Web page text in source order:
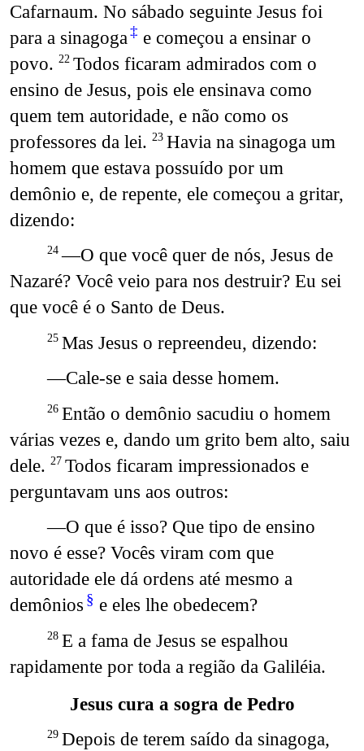
Cafarnaum. No sábado seguinte Jesus foi
para a sinagoga‡ e começou a ensinar o
povo. 22 Todos ficaram admirados com o
ensino de Jesus, pois ele ensinava como
quem tem autoridade, e não como os
professores da lei. 23 Havia na sinagoga um
homem que estava possuído por um
demônio e, de repente, ele começou a gritar,
dizendo:
24 —O que você quer de nós, Jesus de
Nazaré? Você veio para nos destruir? Eu sei
que você é o Santo de Deus.
25 Mas Jesus o repreendeu, dizendo:
—Cale-se e saia desse homem.
26 Então o demônio sacudiu o homem
várias vezes e, dando um grito bem alto, saiu
dele. 27 Todos ficaram impressionados e
perguntavam uns aos outros:
—O que é isso? Que tipo de ensino
novo é esse? Vocês viram com que
autoridade ele dá ordens até mesmo a
demônios § e eles lhe obedecem?
28 E a fama de Jesus se espalhou
rapidamente por toda a região da Galiléia.
Jesus cura a sogra de Pedro
29 Depois de terem saído da sinagoga,